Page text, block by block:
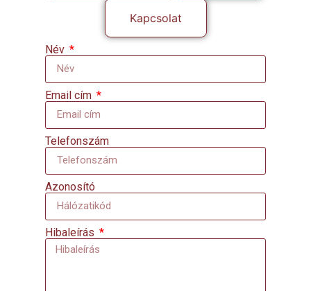
Kapcsolat
Név
Email cím
Telefonszám
Azonosító
Hibaleírás